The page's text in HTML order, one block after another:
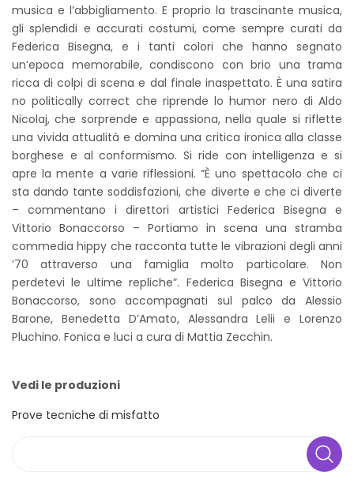
musica e l’abbigliamento. E proprio la trascinante musica,
gli splendidi e accurati costumi, come sempre curati da
Federica Bisegna, e i tanti colori che hanno segnato
un’epoca memorabile, condiscono con brio una trama
ricca di colpi di scena e dal finale inaspettato. È una satira
no politically correct che riprende lo humor nero di Aldo
Nicolaj, che sorprende e appassiona, nella quale si riflette
una vivida attualità e domina una critica ironica alla classe
borghese e al conformismo. Si ride con intelligenza e si
apre la mente a varie riflessioni. “È uno spettacolo che ci
sta dando tante soddisfazioni, che diverte e che ci diverte
– commentano i direttori artistici Federica Bisegna e
Vittorio Bonaccorso – Portiamo in scena una stramba
commedia hippy che racconta tutte le vibrazioni degli anni
’70 attraverso una famiglia molto particolare. Non
perdetevi le ultime repliche”. Federica Bisegna e Vittorio
Bonaccorso, sono accompagnati sul palco da Alessio
Barone, Benedetta D’Amato, Alessandra Lelii e Lorenzo
Pluchino. Fonica e luci a cura di Mattia Zecchin.
Vedi le produzioni
Prove tecniche di misfatto